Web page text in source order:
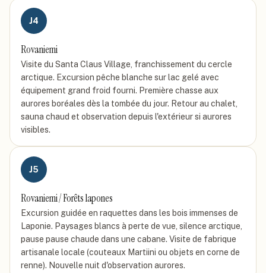
J4
Rovaniemi
Visite du Santa Claus Village, franchissement du cercle
arctique. Excursion pêche blanche sur lac gelé avec
équipement grand froid fourni. Première chasse aux
aurores boréales dès la tombée du jour. Retour au chalet,
sauna chaud et observation depuis l'extérieur si aurores
visibles.
J5
Rovaniemi / Forêts lapones
Excursion guidée en raquettes dans les bois immenses de
Laponie. Paysages blancs à perte de vue, silence arctique,
pause pause chaude dans une cabane. Visite de fabrique
artisanale locale (couteaux Martiini ou objets en corne de
renne). Nouvelle nuit d'observation aurores.